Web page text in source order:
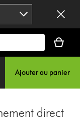
panier
est
Ajouter au panier
direct